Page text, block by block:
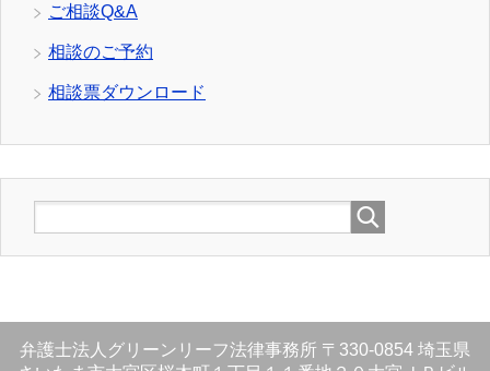
ご相談Q&A
相談のご予約
相談票ダウンロード
弁護士法人グリーンリーフ法律事務所 〒330-0854 埼玉県